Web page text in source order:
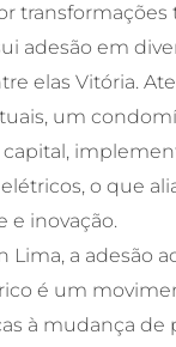
transformações
adesão em
elas Vitória.
um
capital,
o que
e inovação.
Lima, a adesão
é um
à mudança de